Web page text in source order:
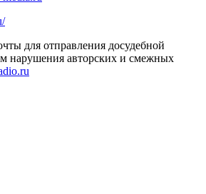
для отправления досудебной
нарушения авторских и смежных